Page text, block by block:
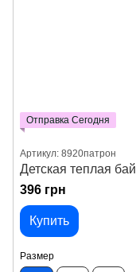
Отправка Сегодня
Артикул: 8920патрон
Детская теплая
396 грн
Купить
Размер